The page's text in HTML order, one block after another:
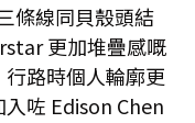
條線同貝殼頭結
更加堆疊感嘅
路時個人輪廓更
咗 Edison Chen